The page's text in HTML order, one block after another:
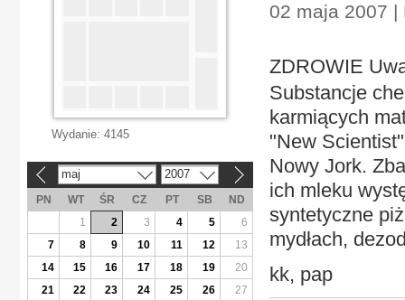
02 maja 2007 |
ZDROWIE
Substancje
karmiących
"New
Nowy Jork.
ich mleku
syntetyczne
mydłach,
kk, pap
Wydanie: 4145
maj 2007
PN WT ŚR CZ PT SB
ND
1
2 3 4 5
6
7
8 9 10 11 12
13
14
15 16 17 18 19
20
21
22 23 24 25 26
27